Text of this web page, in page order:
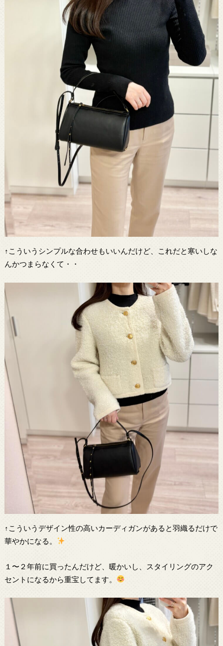
↑こういうシンプルな合わせもいいんだけど、これだと寒いしな
んかつまらなくて・・
↑こういうデザイン性の高いカーディガンがあると羽織るだけで
華やかになる。
１〜２年前に買ったんだけど、暖かいし、スタイリングのアク
セントになるから重宝してます。